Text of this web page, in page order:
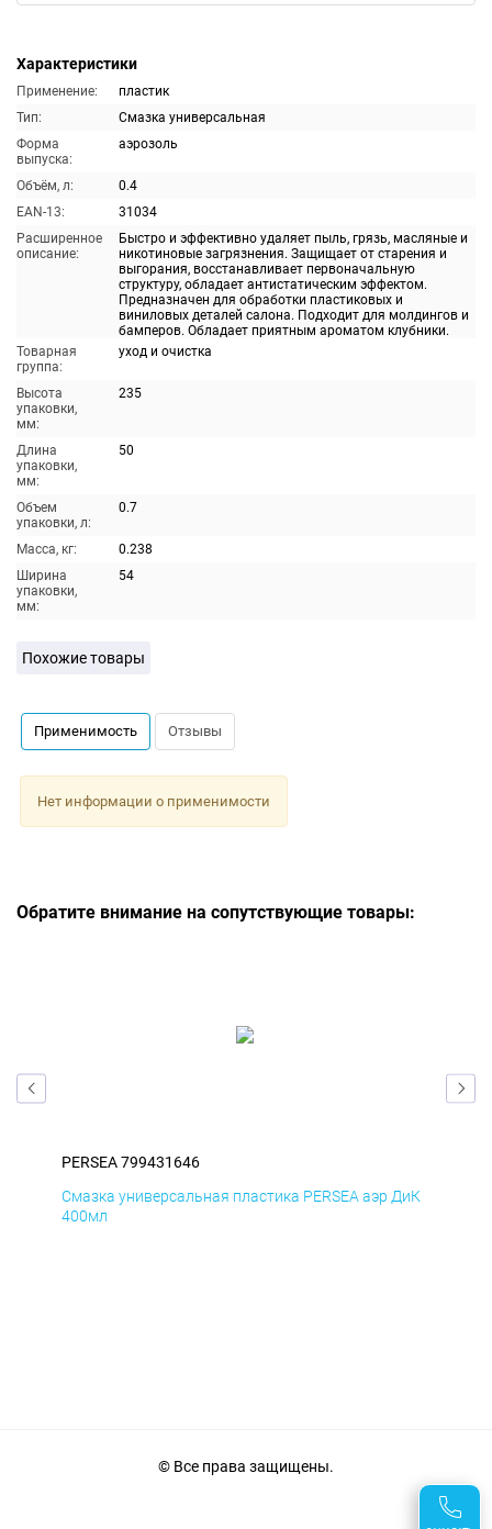
Характеристики
Применение:
пластик
Тип:
Смазка универсальная
Форма
выпуска:
аэрозоль
Объём, л:
0.4
EAN-13:
31034
Расширенное
описание:
Быстро и эффективно удаляет пыль, грязь, масляные и
никотиновые загрязнения. Защищает от старения и
выгорания, восстанавливает первоначальную
структуру, обладает антистатическим эффектом.
Предназначен для обработки пластиковых и
виниловых деталей салона. Подходит для молдингов и
бамперов. Обладает приятным ароматом клубники.
Товарная
группа:
уход и очистка
Высота
упаковки,
мм:
235
Длина
упаковки,
мм:
50
Объем
упаковки, л:
0.7
Масса, кг:
0.238
Ширина
упаковки,
мм:
54
Похожие товары
Применимость Отзывы
Нет информации о применимости
Обратите внимание на сопутствующие товары:
PERSEA 799431646
Смазка универсальная пластика PERSEA аэр ДиК
400мл
© Все права защищены.